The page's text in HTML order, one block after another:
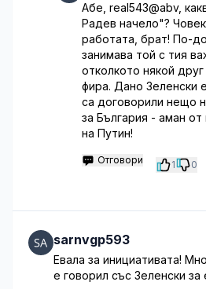
Абе, real543@abv,
Радев начело"?
работата, брат! По-
занимава той с тия
отколкото някой
фира. Дано Зеленски
са договорили нещо
за България - аман от
на Путин!
Отговори 1 0
sarnvgp593
Евала за инициативата!
е говорил със Зеленски за